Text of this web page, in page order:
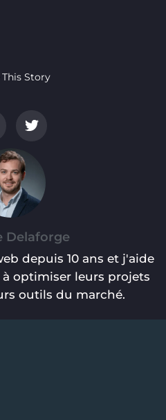
This Story
Delaforge
depuis 10 ans et j'aide
à optimiser leurs projets
outils du marché.